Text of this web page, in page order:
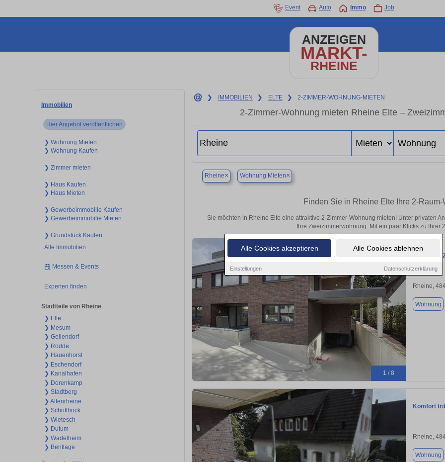
Alle Cookies akzeptieren Alle Cookies ablehnen
Einstellungen Datenschutzerklärung
Event Auto Immo Job
ANZEIGEN
MARKT-
RHEINE
Immobilien
Hier Angebot veröffentlichen
❯ Wohnung Mieten
❯ Wohnung Kaufen
❯ Zimmer mieten
❯ Haus Kaufen
❯ Haus Mieten
❯ Gewerbeimmobilie Kaufen
❯ Gewerbeimmobilie Mieten
❯ Grundstück Kaufen
Alle Immobilien
Messen & Events
Experten finden
Stadtteile von Rheine
❯ Elte
❯ Mesum
❯ Gellendorf
❯ Rodde
❯ Hauenhorst
❯ Eschendorf
❯ Kanalhafen
❯ Dorenkamp
❯ Stadtberg
❯ Altenrheine
❯ Schotthock
❯ Wietesch
❯ Dutum
❯ Wadelheim
❯ Bentlage
❯ IMMOBILIEN ❯ ELTE ❯ 2-ZIMMER-WOHNUNG-MIETEN
2-Zimmer-Wohnung mieten Rheine Elte –
Rheine× Wohnung Mieten×
Finden Sie in Rheine Elte Ihre 2-
Sie möchten in Rheine Elte eine attraktive 2-Zimmer-Wohnung mieten! Unter privaten
Ihre Zweizimmerwohnung. Mit ein paar Klicks zu Ihrer
1 / 8
Attraktive
Rheine,
Wohnung
Komfort
Rheine,
Wohnung